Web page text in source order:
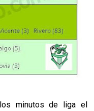
minutos de liga el